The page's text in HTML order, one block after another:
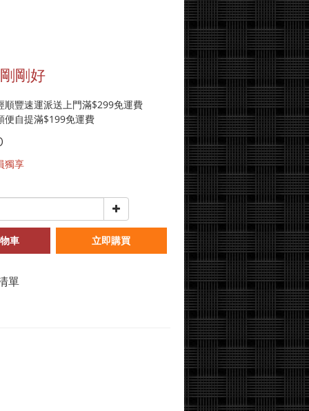
剛好
順豐速運派送上門滿$299免運費
便自提滿$199免運費
獨享
車 立即購買
單